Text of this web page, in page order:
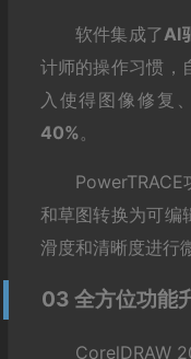
软件集成了AI
计师的操作习惯，
入使得图像修复
40%。
和草图转换为可编
滑度和清晰度进行
03 全方位功能
CorelDRAW